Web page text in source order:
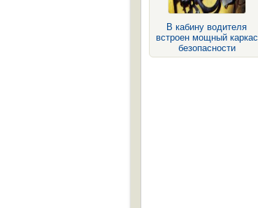
В кабину водителя
встроен мощный каркас
безопасности